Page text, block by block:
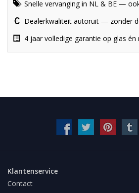
Snelle vervanging in NL & BE —
Dealerkwaliteit autoruit — zonder
4 jaar volledige garantie op glas én
Klantenservice
Contact